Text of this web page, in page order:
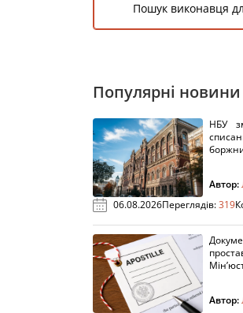
Пошук виконавця
Популярні новини
НБУ
Автор:
06.08.2026Переглядів:319
Автор: